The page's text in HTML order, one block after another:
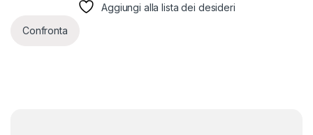
Aggiungi alla lista dei desideri
Confronta